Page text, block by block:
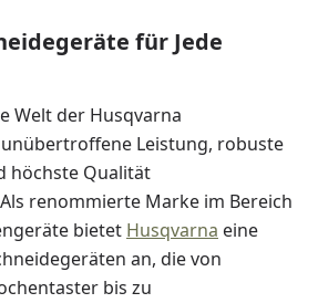
für Jede
Welt der Husqvarna
Leistung, robuste
höchste Qualität
renommierte Marke im Bereich
bietet Husqvarna eine
an, die von
bis zu